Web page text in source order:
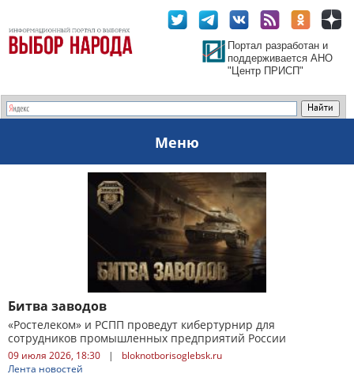
Портал разработан и
поддерживается АНО
"Центр ПРИСП"
Меню
Битва заводов
«Ростелеком» и РСПП проведут кибертурнир для
сотрудников промышленных предприятий России
09 июля 2026, 18:30 |
bloknotborisoglebsk.ru
Лента новостей